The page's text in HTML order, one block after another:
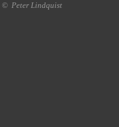
© Peter Lindquist